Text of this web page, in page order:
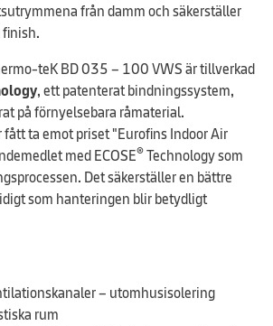
från damm och säkerställer
teK BD 035 – 100 VWS är tillverkad
, ett patenterat bindningssystem,
på förnyelsebara råmaterial.
ta emot priset "Eurofins Indoor Air
med ECOSE®Technology som
Det säkerställer en bättre
som hanteringen blir betydligt
– utomhusisolering
rum